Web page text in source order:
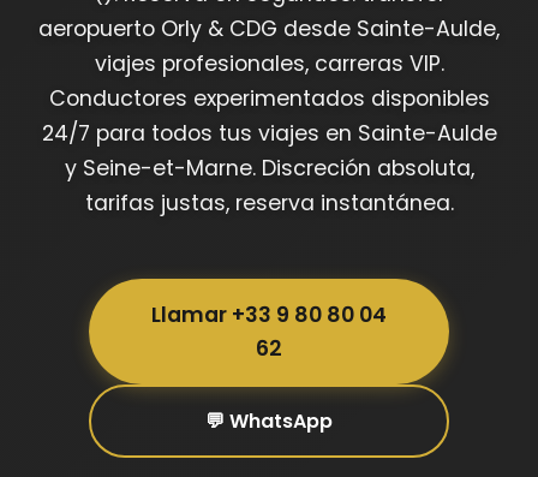
aeropuerto Orly & CDG desde Sainte-Aulde,
viajes profesionales, carreras VIP.
Conductores experimentados disponibles
24/7 para todos tus viajes en Sainte-Aulde
y Seine-et-Marne. Discreción absoluta,
tarifas justas, reserva instantánea.
Llamar +33 9 80 80 04
62
💬 WhatsApp